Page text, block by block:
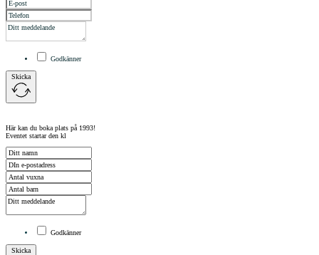
Godkänner
Skicka
Här kan du boka plats på 1993!
Eventet startar den kl
Godkänner
Skicka